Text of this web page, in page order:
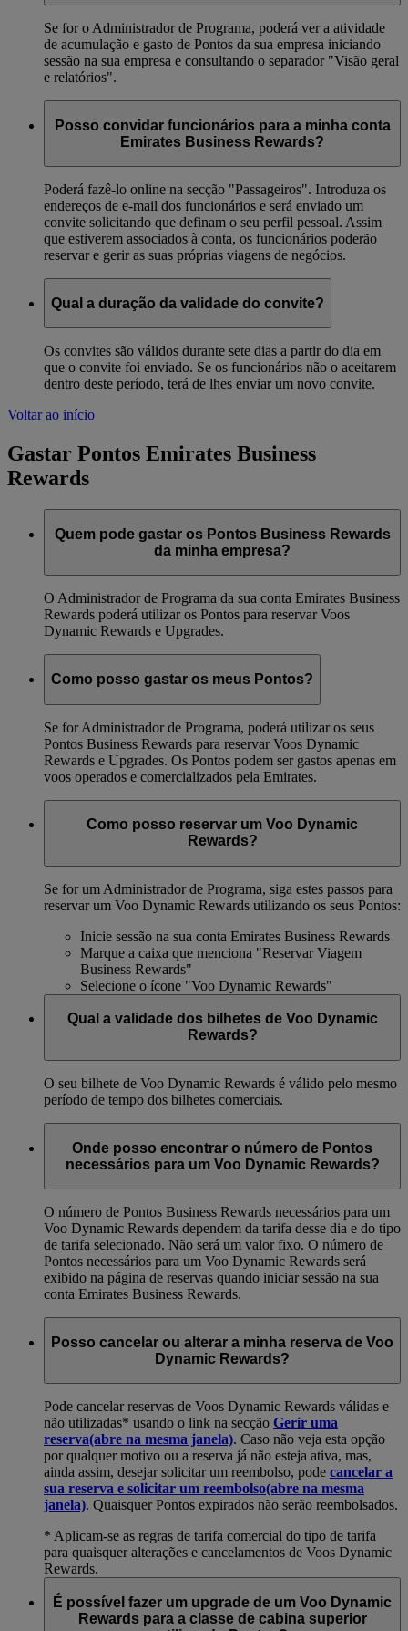
Se for o Administrador de Programa, poderá ver a atividade
de acumulação e gasto de Pontos da sua empresa iniciando
sessão na sua empresa e consultando o separador "Visão geral
e relatórios".
Posso convidar funcionários para a minha conta
Emirates Business Rewards?
Poderá fazê-lo online na secção "Passageiros". Introduza os
endereços de e-mail dos funcionários e será enviado um
convite solicitando que definam o seu perfil pessoal. Assim
que estiverem associados à conta, os funcionários poderão
reservar e gerir as suas próprias viagens de negócios.
Qual a duração da validade do convite?
Os convites são válidos durante sete dias a partir do dia em
que o convite foi enviado. Se os funcionários não o aceitarem
dentro deste período, terá de lhes enviar um novo convite.
Voltar ao início
Gastar Pontos Emirates Business
Rewards
Quem pode gastar os Pontos Business Rewards
da minha empresa?
O Administrador de Programa da sua conta Emirates Business
Rewards poderá utilizar os Pontos para reservar Voos
Dynamic Rewards e Upgrades.
Como posso gastar os meus Pontos?
Se for Administrador de Programa, poderá utilizar os seus
Pontos Business Rewards para reservar Voos Dynamic
Rewards e Upgrades. Os Pontos podem ser gastos apenas em
voos operados e comercializados pela Emirates.
Como posso reservar um Voo Dynamic
Rewards?
Se for um Administrador de Programa, siga estes passos para
reservar um Voo Dynamic Rewards utilizando os seus Pontos:
Inicie sessão na sua conta Emirates Business Rewards
Marque a caixa que menciona "Reservar Viagem
Business Rewards"
Selecione o ícone "Voo Dynamic Rewards"
Qual a validade dos bilhetes de Voo Dynamic
Rewards?
O seu bilhete de Voo Dynamic Rewards é válido pelo mesmo
período de tempo dos bilhetes comerciais.
Onde posso encontrar o número de Pontos
necessários para um Voo Dynamic Rewards?
O número de Pontos Business Rewards necessários para um
Voo Dynamic Rewards dependem da tarifa desse dia e do tipo
de tarifa selecionado. Não será um valor fixo. O número de
Pontos necessários para um Voo Dynamic Rewards será
exibido na página de reservas quando iniciar sessão na sua
conta Emirates Business Rewards.
Posso cancelar ou alterar a minha reserva de Voo
Dynamic Rewards?
Pode cancelar reservas de Voos Dynamic Rewards válidas e
não utilizadas* usando o link na secção Gerir uma
reserva(abre na mesma janela). Caso não veja esta opção
por qualquer motivo ou a reserva já não esteja ativa, mas,
ainda assim, desejar solicitar um reembolso, pode cancelar a
sua reserva e solicitar um reembolso(abre na mesma
janela). Quaisquer Pontos expirados não serão reembolsados.
* Aplicam-se as regras de tarifa comercial do tipo de tarifa
para quaisquer alterações e cancelamentos de Voos Dynamic
Rewards.
É possível fazer um upgrade de um Voo Dynamic
Rewards para a classe de cabina superior